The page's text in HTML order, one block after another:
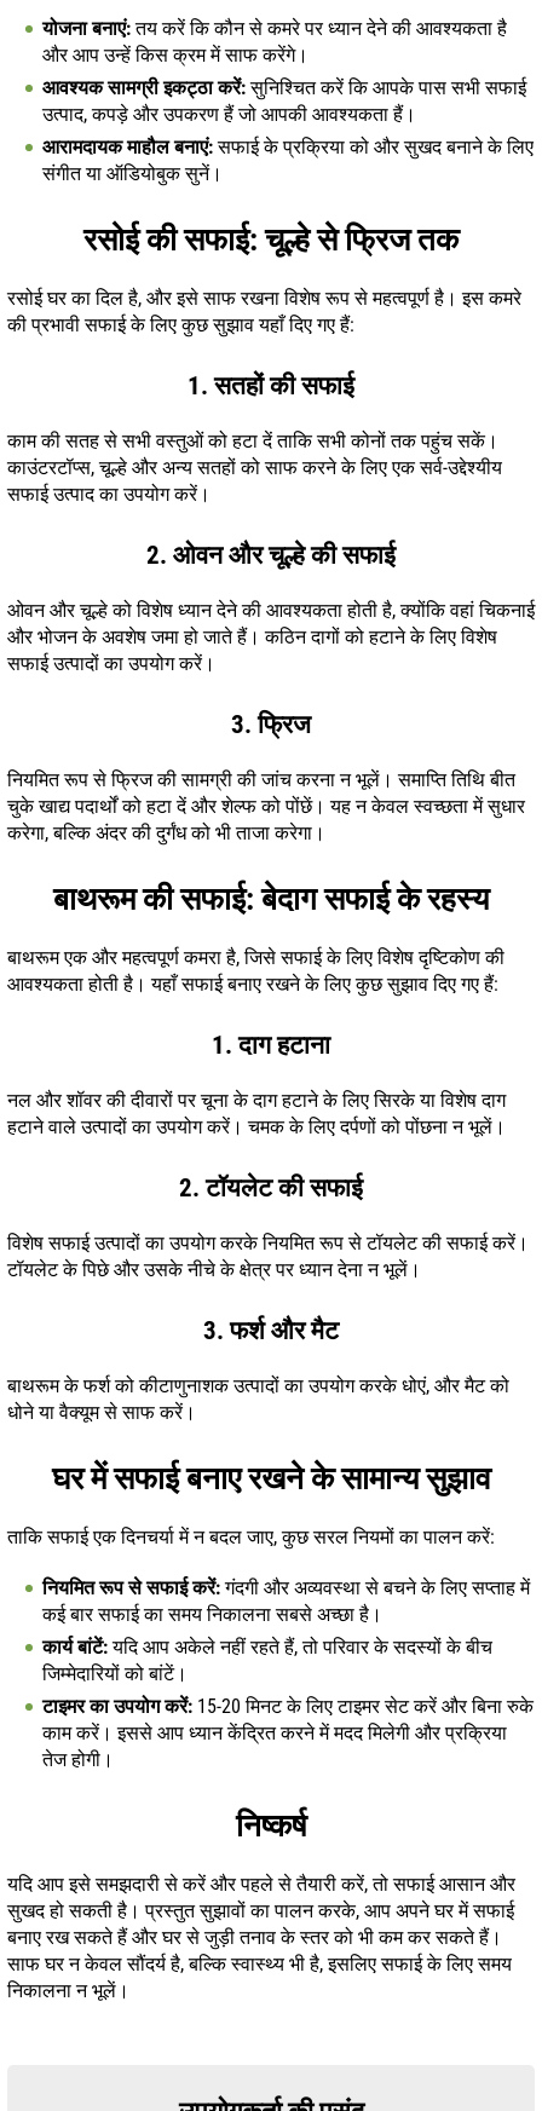
योजना बनाएं:तय करें कि कौन से कमरे पर ध्यान देने की आवश्यकता है
और आप उन्हें किस क्रम में साफ करेंगे।
आवश्यक सामग्री इकट्ठा करें:सुनिश्चित करें कि आपके पास सभी सफाई
उत्पाद, कपड़े और उपकरण हैं जो आपकी आवश्यकता हैं।
आरामदायक माहौल बनाएं:सफाई के प्रक्रिया को और सुखद बनाने के लिए
संगीत या ऑडियोबुक सुनें।
रसोई की सफाई: चूल्हे से फ्रिज तक
रसोई घर का दिल है, और इसे साफ रखना विशेष रूप से महत्वपूर्ण है। इस कमरे
की प्रभावी सफाई के लिए कुछ सुझाव यहाँ दिए गए हैं:
1. सतहों की सफाई
काम की सतह से सभी वस्तुओं को हटा दें ताकि सभी कोनों तक पहुंच सकें।
काउंटरटॉप्स, चूल्हे और अन्य सतहों को साफ करने के लिए एक सर्व-उद्देश्यीय
सफाई उत्पाद का उपयोग करें।
2. ओवन और चूल्हे की सफाई
ओवन और चूल्हे को विशेष ध्यान देने की आवश्यकता होती है, क्योंकि वहां चिकनाई
और भोजन के अवशेष जमा हो जाते हैं। कठिन दागों को हटाने के लिए विशेष
सफाई उत्पादों का उपयोग करें।
3. फ्रिज
नियमित रूप से फ्रिज की सामग्री की जांच करना न भूलें। समाप्ति तिथि बीत
चुके खाद्य पदार्थों को हटा दें और शेल्फ को पोंछें। यह न केवल स्वच्छता में सुधार
करेगा, बल्कि अंदर की दुर्गंध को भी ताजा करेगा।
बाथरूम की सफाई: बेदाग सफाई के रहस्य
बाथरूम एक और महत्वपूर्ण कमरा है, जिसे सफाई के लिए विशेष दृष्टिकोण की
आवश्यकता होती है। यहाँ सफाई बनाए रखने के लिए कुछ सुझाव दिए गए हैं:
1. दाग हटाना
नल और शॉवर की दीवारों पर चूना के दाग हटाने के लिए सिरके या विशेष दाग
हटाने वाले उत्पादों का उपयोग करें। चमक के लिए दर्पणों को पोंछना न भूलें।
2. टॉयलेट की सफाई
विशेष सफाई उत्पादों का उपयोग करके नियमित रूप से टॉयलेट की सफाई करें।
टॉयलेट के पिछे और उसके नीचे के क्षेत्र पर ध्यान देना न भूलें।
3. फर्श और मैट
बाथरूम के फर्श को कीटाणुनाशक उत्पादों का उपयोग करके धोएं, और मैट को
धोने या वैक्यूम से साफ करें।
घर में सफाई बनाए रखने के सामान्य सुझाव
ताकि सफाई एक दिनचर्या में न बदल जाए, कुछ सरल नियमों का पालन करें:
नियमित रूप से सफाई करें:गंदगी और अव्यवस्था से बचने के लिए सप्ताह में
कई बार सफाई का समय निकालना सबसे अच्छा है।
कार्य बांटें:यदि आप अकेले नहीं रहते हैं, तो परिवार के सदस्यों के बीच
जिम्मेदारियों को बांटें।
टाइमर का उपयोग करें: 15-20 मिनट के लिए टाइमर सेट करें और बिना रुके
काम करें। इससे आप ध्यान केंद्रित करने में मदद मिलेगी और प्रक्रिया
तेज होगी।
निष्कर्ष
यदि आप इसे समझदारी से करें और पहले से तैयारी करें, तो सफाई आसान और
सुखद हो सकती है। प्रस्तुत सुझावों का पालन करके, आप अपने घर में सफाई
बनाए रख सकते हैं और घर से जुड़ी तनाव के स्तर को भी कम कर सकते हैं।
साफ घर न केवल सौंदर्य है, बल्कि स्वास्थ्य भी है, इसलिए सफाई के लिए समय
निकालना न भूलें।